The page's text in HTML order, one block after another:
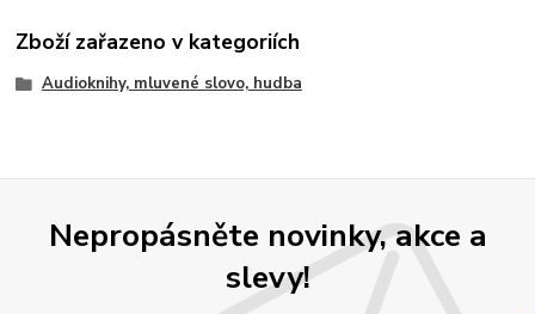
Zboží zařazeno v kategoriích
Audioknihy, mluvené slovo, hudba
Nepropásněte novinky, akce a
slevy!